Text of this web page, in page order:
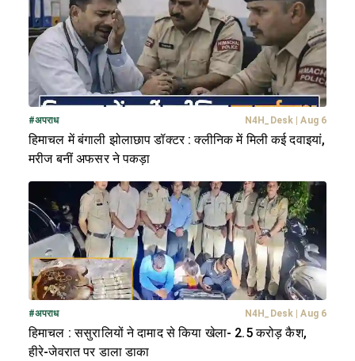
#अपराध N4H_Desk Aug 6
हिमाचल में बंगाली झोलाछाप डॉक्टर : क्लीनिक में मिली कई दवाइयां,
मरीज बनीं अफसर ने पकड़ा
#अपराध N4H_Desk Aug 6
हिमाचल : ससुरालियों ने दामाद से किया खेला- 2.5 करोड़ कैश,
हीरे-जेवरात पर डाला डाका